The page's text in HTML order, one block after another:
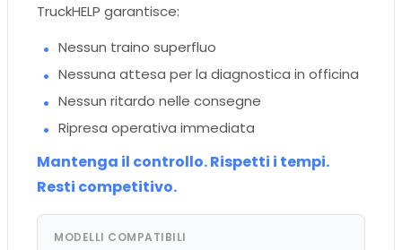
TruckHELP garantisce:
Nessun traino superfluo
Nessuna attesa per la diagnostica in officina
Nessun ritardo nelle consegne
Ripresa operativa immediata
Mantenga il controllo. Rispetti i tempi.
Resti competitivo.
MODELLI COMPATIBILI